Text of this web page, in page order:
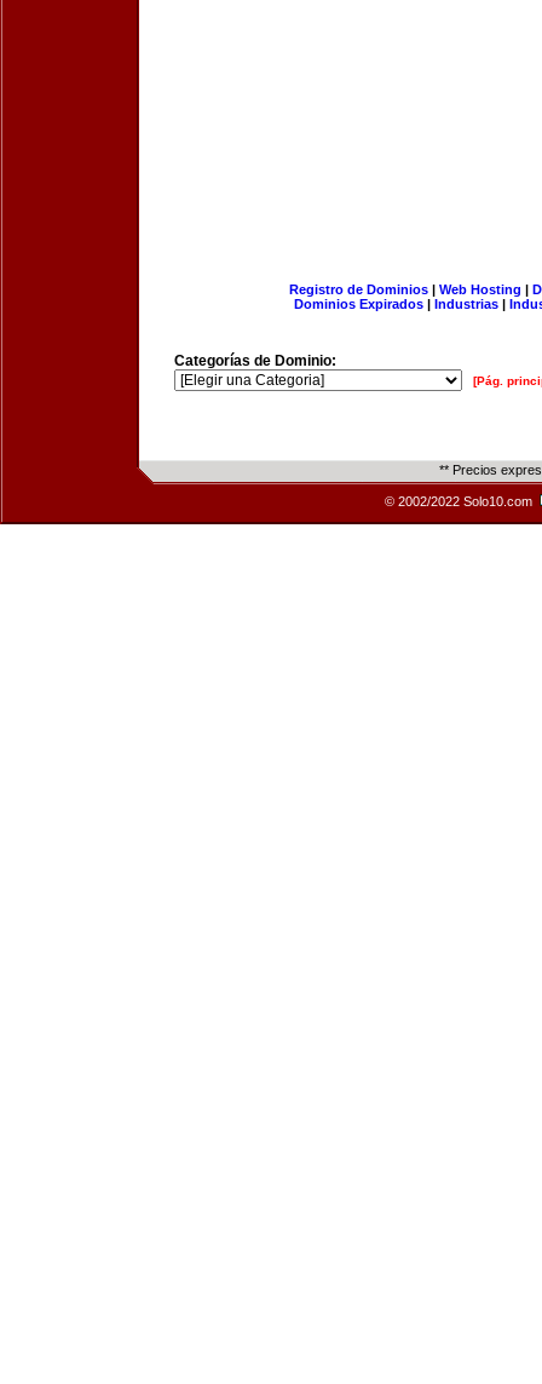
Registro de Dominios| Web Hosting |
Dominios Expirados | Industrias |
Categorías de Dominio:
[Pág.
** Precios
© 2002/2022 Solo10.com